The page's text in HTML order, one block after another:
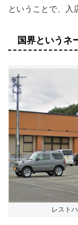
ということで、入
国界というネ
レスト